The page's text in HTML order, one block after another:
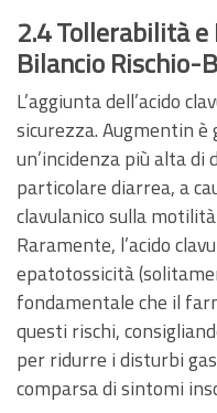
2.4 Tollerabilità
Bilancio Rischio-
L’aggiunta dell’acido
sicurezza. Augmentin
un’incidenza più alta
particolare diarrea, a
clavulanico sulla
Raramente, l’acido
epatotossicità
fondamentale che il
questi rischi,
per ridurre i disturbi
comparsa di sintomi